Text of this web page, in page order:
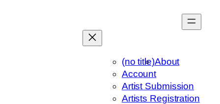
(no title)About
Account
Artist Submission
Artists Registration